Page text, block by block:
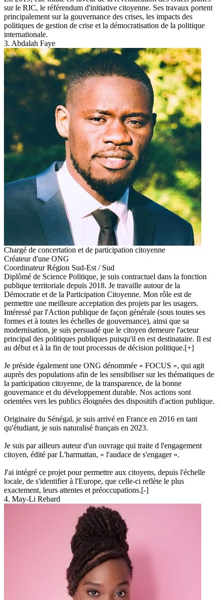
sur le RIC, le référendum d'initiative citoyenne. Ses travaux portent
principalement sur la gouvernance des crises, les impacts des
politiques de gestion de crise et la démocratisation de la politique
internationale.
3. Abdalah Faye
Chargé de concertation et de participation citoyenne
Créateur d'une ONG
Coordinateur Région Sud-Est / Sud
Diplômé de Science Politique, je suis contractuel dans la fonction
publique territoriale depuis 2018. Je travaille autour de la
Démocratie et de la Participation Citoyenne. Mon rôle est de
permettre une meilleure acceptation des projets par les usagers.
Intéressé par l'Action publique de façon générale (sous toutes ses
formes et à toutes les échelles de gouvernance), ainsi que sa
modernisation, je suis persuadé que le citoyen demeure l'acteur
principal des politiques publiques puisqu'il en est destinataire. Il est
au début et à la fin de tout processus de décision politique.[+]
Je préside également une ONG dénommée « FOCUS », qui agit
auprès des populations afin de les sensibiliser sur les thématiques de
la participation citoyenne, de la transparence, de la bonne
gouvernance et du développement durable. Nos actions sont
orientées vers les publics éloignées des dispositifs d'action publique.
Originaire du Sénégal, je suis arrivé en France en 2016 en tant
qu'étudiant, je suis naturalisé français en 2023.
Je suis par ailleurs auteur d'un ouvrage qui traite d l'engagement
citoyen, édité par L'harmattan, « l'audace de s'engager ».
J'ai intégré ce projet pour permettre aux citoyens, depuis l'échelle
locale, de s'identifier à l'Europe, que celle-ci reflète le plus
exactement, leurs attentes et préoccupations.[-]
4. May-Li Rebard